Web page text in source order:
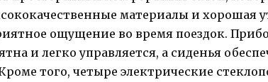
материалы и хорошая
ощущение во время поездок.
и легко управляется, а сиденья
того, четыре электрические